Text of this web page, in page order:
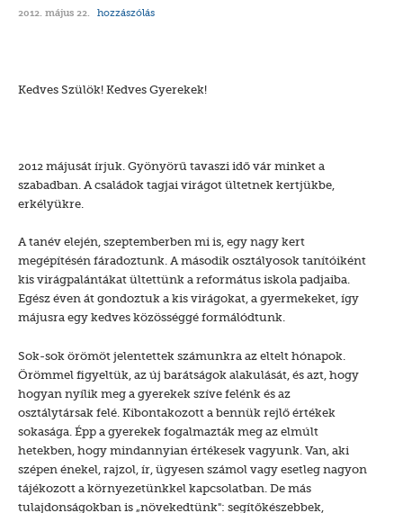
2012. május 22. hozzászólás
Kedves Szülök! Kedves Gyerekek!
2012 májusát írjuk. Gyönyörű tavaszi idő vár minket a
szabadban. A családok tagjai virágot ültetnek kertjükbe,
erkélyükre.
A tanév elején, szeptemberben mi is, egy nagy kert
megépítésén fáradoztunk. A második osztályosok tanítóiként
kis virágpalántákat ültettünk a református iskola padjaiba.
Egész éven át gondoztuk a kis virágokat, a gyermekeket, így
májusra egy kedves közösséggé formálódtunk.
Sok-sok örömöt jelentettek számunkra az eltelt hónapok.
Örömmel figyeltük, az új barátságok alakulását, és azt, hogy
hogyan nyílik meg a gyerekek szíve felénk és az
osztálytársak felé. Kibontakozott a bennük rejlő értékek
sokasága. Épp a gyerekek fogalmazták meg az elmúlt
hetekben, hogy mindannyian értékesek vagyunk. Van, aki
szépen énekel, rajzol, ír, ügyesen számol vagy esetleg nagyon
tájékozott a környezetünkkel kapcsolatban. De más
tulajdonságokban is „növekedtünk": segítőkészebbek,